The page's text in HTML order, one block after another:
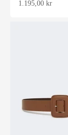
Salgspris
1.195,00 kr